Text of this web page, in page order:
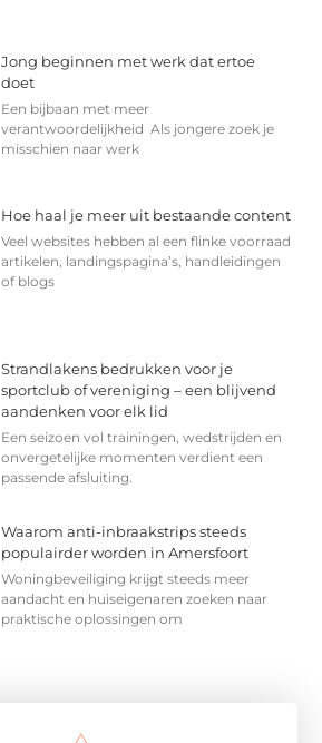
Jong beginnen met werk dat ertoe
doet
Een bijbaan met meer
verantwoordelijkheid Als jongere zoek je
misschien naar werk
Hoe haal je meer uit bestaande content
Veel websites hebben al een flinke voorraad
artikelen, landingspagina’s, handleidingen
of blogs
Strandlakens bedrukken voor je
sportclub of vereniging – een blijvend
aandenken voor elk lid
Een seizoen vol trainingen, wedstrijden en
onvergetelijke momenten verdient een
passende afsluiting.
Waarom anti-inbraakstrips steeds
populairder worden in Amersfoort
Woningbeveiliging krijgt steeds meer
aandacht en huiseigenaren zoeken naar
praktische oplossingen om